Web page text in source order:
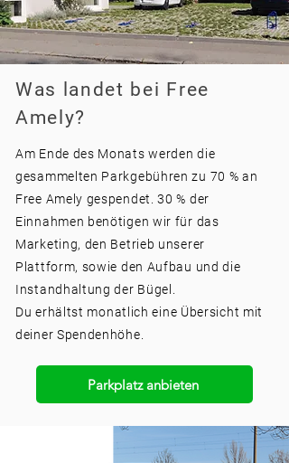
Was landet bei Free
Amely?
Am Ende des Monats werden die
gesammelten Parkgebühren zu 70 % an
Free Amely gespendet. 30 % der
Einnahmen benötigen wir für das
Marketing, den Betrieb unserer
Plattform, sowie den Aufbau und die
Instandhaltung der Bügel.
Duerhältst monatlich eine Übersicht mit
deiner Spendenhöhe.
Parkplatz anbieten